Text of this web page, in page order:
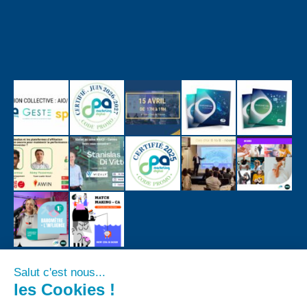
Salut c'est nous...
les Cookies !